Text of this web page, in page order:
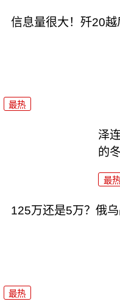
信息量很大！歼20
最热
泽
的
最热
125万还是5万？俄
最热